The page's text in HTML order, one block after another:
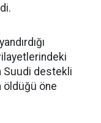
Suudi destekli
öldüğü öne